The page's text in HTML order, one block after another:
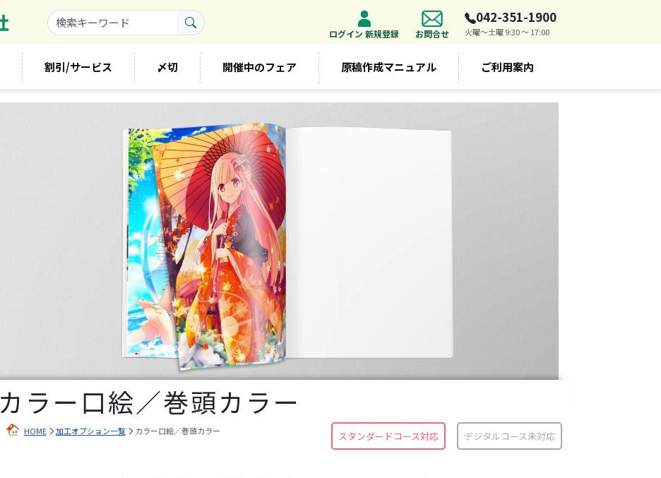
ログイン 新規登録 お問合せ
042-351-1900
火曜～土曜 9:30 ～ 17:00
割引/サービス 〆切 開催中のフェア 原稿作成マニュアル ご利用案内
カラー口絵／巻頭カラー
HOME 加工オプション一覧 カラー口絵／巻頭カラー スタンダードコース対応 デジタル コース未対応